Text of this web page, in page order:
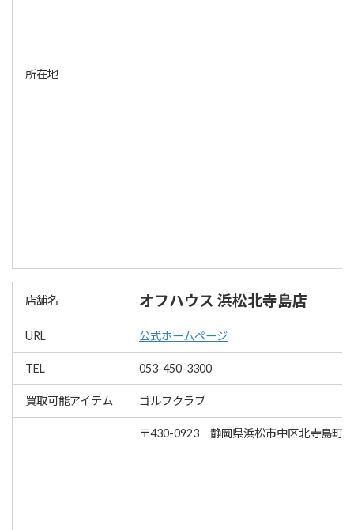
所在地
店舗名 オフハウス 浜松北寺島店
URL 公式ホームページ
TEL 053-450-3300
買取可能アイテム ゴルフクラブ
〒430-0923 静岡県浜松市中区北寺島町